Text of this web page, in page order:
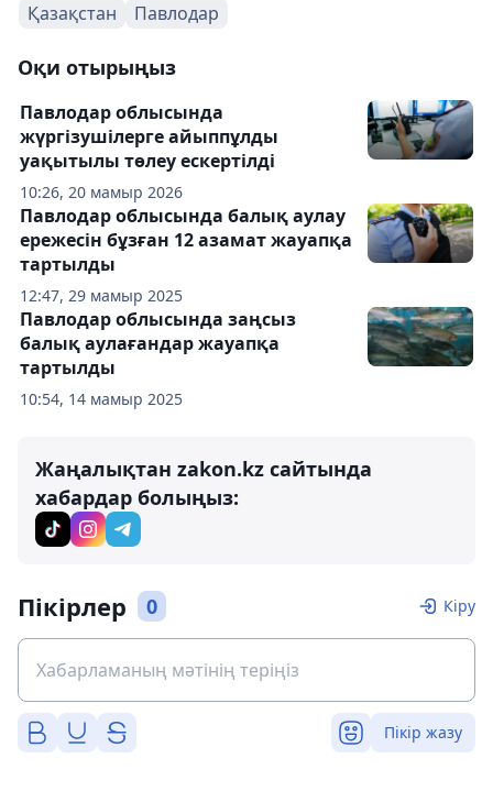
Қазақстан Павлодар
Оқи отырыңыз
10:26, 20 мамыр 2026
Павлодар облысында
жүргізушілерге айыппұлды
уақытылы төлеу ескертілді
12:47, 29 мамыр 2025
Павлодар облысында балық аулау
ережесін бұзған 12 азамат жауапқа
тартылды
10:54, 14 мамыр 2025
Павлодар облысында заңсыз
балық аулағандар жауапқа
тартылды
Жаңалықтан zakon.kz сайтында
хабардар болыңыз:
Пікірлер 0 Кіру
Пікір жазу